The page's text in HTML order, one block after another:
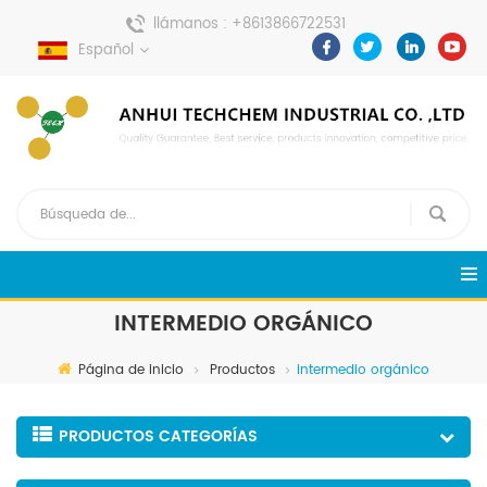
llámanos : +8613866722531
enviar un mensaje :
pweiping@techemi.com
Español
INTERMEDIO ORGÁNICO
Página de inicio Productos intermedio orgánico
PRODUCTOS CATEGORÍAS